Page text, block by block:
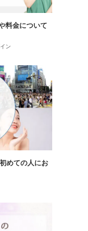
料金について
ン
めての人にお